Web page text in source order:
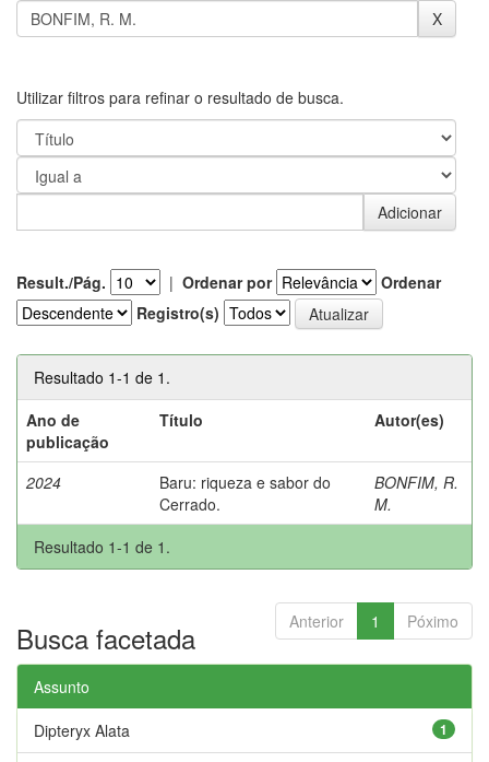
Utilizar filtros para refinar o resultado de busca.
Result./Pág. | Ordenar por
Ordenar
Registro(s)
Resultado 1-1 de 1.
Ano de
publicação
Título Autor(es)
2024
Baru: riqueza e sabor do
Cerrado.
BONFIM, R.
M.
Resultado 1-1 de 1.
Anterior 1 Póximo
Busca facetada
Assunto
1
Dipteryx Alata